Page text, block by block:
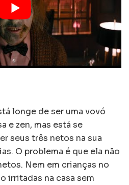
longe de ser uma vovó
e zen, mas está se
seus três netos na sua
O problema é que ela não
Nem em crianças no
irritadas na casa sem